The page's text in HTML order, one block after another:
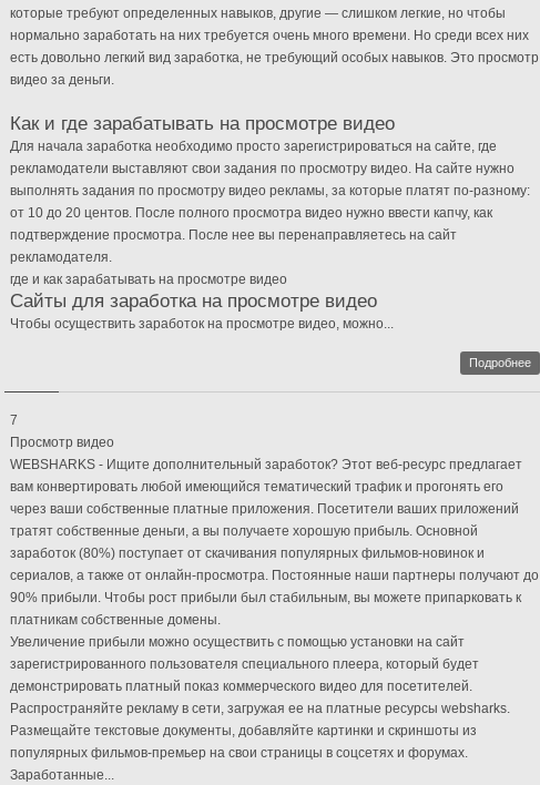
которые требуют определенных навыков, другие — слишком легкие, но чтобы
нормально заработать на них требуется очень много времени. Но среди всех них
есть довольно легкий вид заработка, не требующий особых навыков. Это просмотр
видео за деньги.
Как и где зарабатывать на просмотре видео
Для начала заработка необходимо просто зарегистрироваться на сайте, где
рекламодатели выставляют свои задания по просмотру видео. На сайте нужно
выполнять задания по просмотру видео рекламы, за которые платят по-разному:
от 10 до 20 центов. После полного просмотра видео нужно ввести капчу, как
подтверждение просмотра. После нее вы перенаправляетесь на сайт
рекламодателя.
где и как зарабатывать на просмотре видео
Сайты для заработка на просмотре видео
Чтобы осуществить заработок на просмотре видео, можно...
Подробнее
7
Просмотр видео
WEBSHARKS - Ищите дополнительный заработок? Этот веб-ресурс предлагает
вам конвертировать любой имеющийся тематический трафик и прогонять его
через ваши собственные платные приложения. Посетители ваших приложений
тратят собственные деньги, а вы получаете хорошую прибыль. Основной
заработок (80%) поступает от скачивания популярных фильмов-новинок и
сериалов, а также от онлайн-просмотра. Постоянные наши партнеры получают до
90% прибыли. Чтобы рост прибыли был стабильным, вы можете припарковать к
платникам собственные домены.
Увеличение прибыли можно осуществить с помощью установки на сайт
зарегистрированного пользователя специального плеера, который будет
демонстрировать платный показ коммерческого видео для посетителей.
Распространяйте рекламу в сети, загружая ее на платные ресурсы websharks.
Размещайте текстовые документы, добавляйте картинки и скриншоты из
популярных фильмов-премьер на свои страницы в соцсетях и форумах.
Заработанные...